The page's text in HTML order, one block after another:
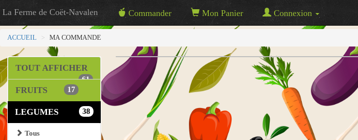
La Ferme de Coët-Navalen Commander Mon Panier Connexion
ACCUEIL MA COMMANDE
TOUT AFFICHER
61
FRUITS 17
LEGUMES 38
Tous